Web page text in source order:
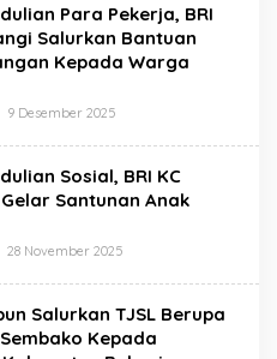
Para Pekerja, BRI
Salurkan Bantuan
Kepada Warga
9 Desember 2025
Sosial, BRI KC
Santunan Anak
28 November 2025
Salurkan TJSL Berupa
Kepada